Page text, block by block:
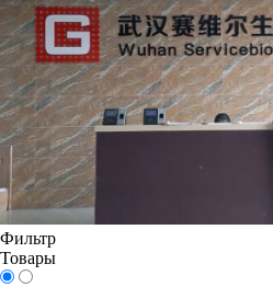
Фильтр
Товары